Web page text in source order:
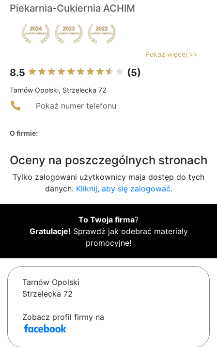
Piekarnia-Cukiernia ACHIM
Pokaż więcej >>
8.5 (5)
Tarnów Opolski, Strzelecka 72
Pokaż numer telefonu
O firmie:
Oceny na poszczególnych stronach
Tylko zalogowani użytkownicy maja dostęp do tych
danych. Kliknij, aby się zalogować.
To Twoja firma?
Gratulacje! Sprawdź jak odebrać materiały
promocyjne!
Tarnów Opolski
Strzelecka 72
Zobacz profil firmy na